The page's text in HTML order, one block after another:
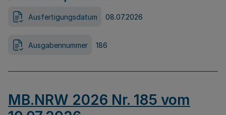
Ausfertigungsdatum 08.07.2026
Ausgabennummer 186
MB.NRW 2026 Nr. 185 vom